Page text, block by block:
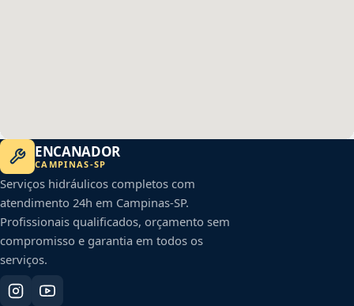
ENCANADOR
CAMPINAS-SP
Serviços hidráulicos completos com
atendimento 24h em Campinas-SP.
Profissionais qualificados, orçamento sem
compromisso e garantia em todos os
serviços.